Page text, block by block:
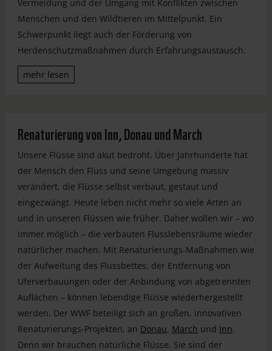
Vermeidung und der Umgang mit Konflikten zwischen
Menschen und den Wildtieren im Mittelpunkt. Ein
Schwerpunkt liegt auch der Förderung von
Herdenschutzmaßnahmen durch Erfahrungsaustausch.
mehr lesen
Renaturierung von Inn, Donau und March
Unsere Flüsse sind akut bedroht. Über Jahrhunderte hat
der Mensch den Fluss und seine Umgebung massiv
verändert, die Flüsse selbst verbaut, gestaut und
eingezwängt. Heute leben nicht mehr so viele Arten an
und in unseren Flüssen wie früher. Daher wollen wir – wo
immer möglich – die verbauten Flusslebensräume wieder
natürlicher machen. Mit Renaturierungs-Maßnahmen wie
der Aufweitung des Flussbettes, der Entfernung von
Uferverbauungen oder der Anbindung von abgetrennten
Auflächen – können lebendige Flüsse wiederhergestellt
werden. Der WWF beteiligt sich an großen, innovativen
Renaturierungs-Projekten, an Donau, March und Inn.
Denn wir brauchen natürliche Flüsse. Sie sind der